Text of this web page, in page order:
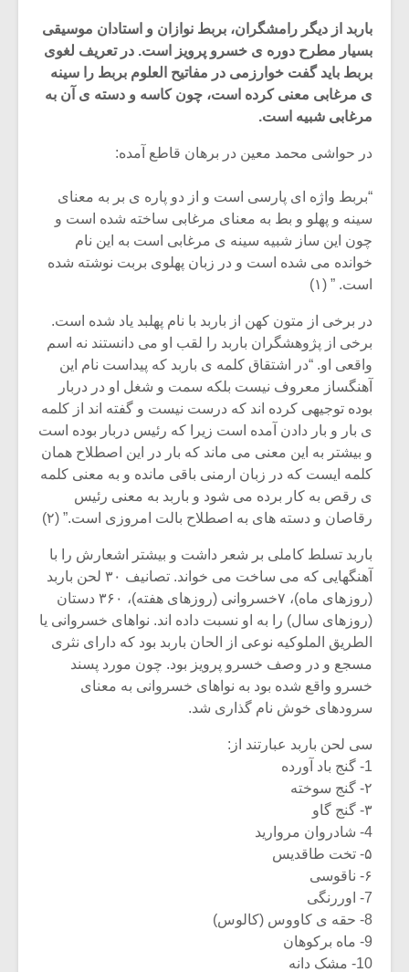
باربد از دیگر رامشگران، بربط نوازان و استادان موسیقی
بسیار مطرح دوره ی خسرو پرویز است. در تعریف لغوی
بربط باید گفت خوارزمی در مفاتیح العلوم بربط را سینه
ی مرغابی معنی کرده است، چون کاسه و دسته ی آن به
مرغابی شبیه است.
در حواشی محمد معین در برهان قاطع آمده:
“بربط واژه ای پارسی است و از دو پاره ی بر به معنای
سینه و پهلو و بط به معنای مرغابی ساخته شده است و
چون این ساز شبیه سینه ی مرغابی است به این نام
خوانده می شده است و در زبان پهلوی بربت نوشته شده
است. ” (۱)
در برخی از متون کهن از باربد با نام پهلبد یاد شده است.
برخی از پژوهشگران باربد را لقب او می دانستند نه اسم
واقعی او. “در اشتقاق کلمه ی باربد که پیداست نام این
آهنگساز معروف نیست بلکه سمت و شغل او در دربار
بوده توجیهی کرده اند که درست نیست و گفته اند از کلمه
ی بار و بار دادن آمده است زیرا که رئیس دربار بوده است
و بیشتر به این معنی می ماند که بار در این اصطلاح همان
کلمه ایست که در زبان ارمنی باقی مانده و به معنی کلمه
ی رقص به کار برده می شود و باربد به معنی رئیس
رقاصان و دسته های به اصطلاح بالت امروزی است.” (۲)
باربد تسلط کاملی بر شعر داشت و بیشتر اشعارش را با
آهنگهایی که می ساخت می خواند. تصانیف ۳۰ لحن باربد
(روزهای ماه)، ۷خسروانی (روزهای هفته)، ۳۶۰ دستان
(روزهای سال) را به او نسبت داده اند. نواهای خسروانی یا
الطریق الملوکیه نوعی از الحان باربد بود که دارای نثری
مسجع و در وصف خسرو پرویز بود. چون مورد پسند
خسرو واقع شده بود به نواهای خسروانی به معنای
سرودهای خوش نام گذاری شد.
سی لحن باربد عبارتند از:
1- گنج باد آورده
۲- گنج سوخته
۳- گنج گاو
4- شادروان مروارید
۵- تخت طاقدیس
۶- ناقوسی
7- اوررنگی
8- حقه ی کاووس (کالوس)
9- ماه برکوهان
10- مشک دانه
میکلوش روژا
یادداشتی بر موسیقی
متن فیلم «متری
شیش و نیم»
اگر نمی توانی
مشهورترین باشی،
موریس ژار
دوره